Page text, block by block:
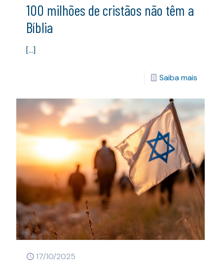
100 milhões de cristãos não têm a
Bíblia
[…]
Saiba mais
17/10/2025